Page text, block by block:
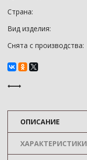
Страна:
Вид изделия:
Снята с производства:
ОПИСАНИЕ
ХАРАКТЕРИСТИКИ